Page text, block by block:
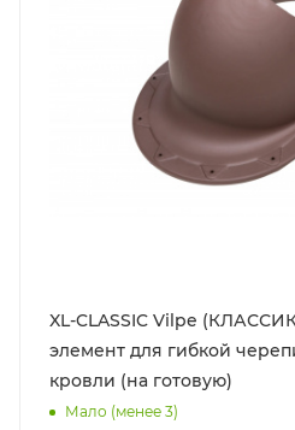
XL-CLASSIC Vilpe
элемент для гибкой
кровли (на готовую)
Мало (менее 3)